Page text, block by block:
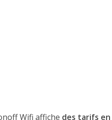
Wifi affiche des tarifs en